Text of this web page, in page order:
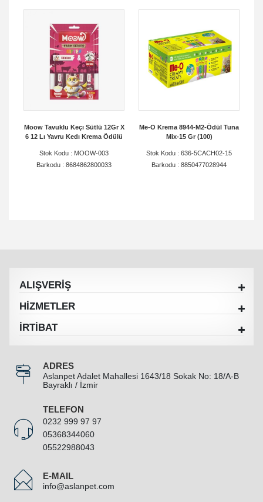
Moow Tavuklu Keçı Sütlü 12Gr X
6 12 Lı Yavru Kedı Krema Ödülü
Stok Kodu : MOOW-003
Barkodu : 8684862800033
Me-O Krema 8944-M2-Ödül Tuna
Mix-15 Gr (100)
Stok Kodu : 636-5CACH02-15
Barkodu : 8850477028944
ALIŞVERİŞ
HİZMETLER
İRTİBAT
ADRES
Aslanpet Adalet Mahallesi 1643/18 Sokak No: 18/A-B
Bayraklı / İzmir
TELEFON
0232 999 97 97
05368344060
05522988043
E-MAIL
info@aslanpet.com